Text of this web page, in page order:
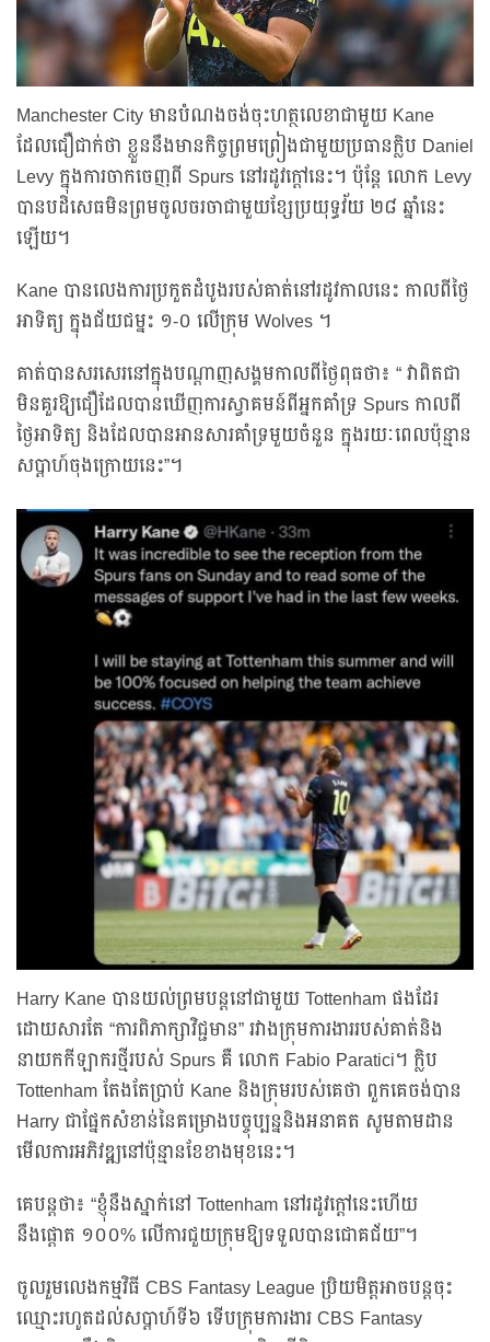
Manchester City មានបំណងចង់ចុះហត្ថលេខាជាមួយ Kane
ដែលជឿជាក់ថា ខ្លួននឹងមានកិច្ចព្រមព្រៀងជាមួយប្រធានក្លិប Daniel
Levy ក្នុងការចាកចេញពី Spurs នៅរដូវក្តៅនេះ។ ប៉ុន្តែ លោក Levy
បានបដិសេធមិនព្រមចូលចរចាជាមួយខ្សែប្រយុទ្ធវ័យ ២៨ ឆ្នាំនេះ
ឡើយ។
Kane បានលេងការប្រកួតដំបូងរបស់គាត់នៅរដូវកាលនេះ កាលពីថ្ងៃ
អាទិត្យ ក្នុងជ័យជម្នះ ១-០ លើក្រុម Wolves ។
គាត់បានសរសេរនៅក្នុងបណ្តាញសង្គមកាលពីថ្ងៃពុធថា៖ “ វាពិតជា
មិនគួរឱ្យជឿដែលបានឃើញការស្វាគមន៍ពីអ្នកគាំទ្រ Spurs កាលពី
ថ្ងៃអាទិត្យ និងដែលបានអានសារគាំទ្រមួយចំនួន ក្នុងរយៈពេលប៉ុន្មាន
សប្តាហ៍ចុងក្រោយនេះ”។
Harry Kane បានយល់ព្រមបន្ដនៅជាមួយ Tottenham ផងដែរ
ដោយសារតែ “ការពិភាក្សាវិជ្ជមាន” រវាងក្រុមការងាររបស់គាត់និង
នាយកកីឡាករថ្មីរបស់ Spurs គឺ លោក Fabio Paratici។ ក្លិប
Tottenham តែងតែប្រាប់ Kane និងក្រុមរបស់គេថា ពួកគេចង់បាន
Harry ជាផ្នែកសំខាន់នៃគម្រោងបច្ចុប្បន្ននិងអនាគត សូមតាមដាន
មើលការអភិវឌ្ឍនៅប៉ុន្មានខែខាងមុខនេះ។
គេបន្តថា៖ “ខ្ញុំនឹងស្នាក់នៅ Tottenham នៅរដូវក្តៅនេះហើយ
នឹងផ្តោត ១០០% លើការជួយក្រុមឱ្យទទួលបានជោគជ័យ”។
ចូលរួមលេងកម្មវិធី CBS Fantasy League ប្រិយមិត្តអាចបន្តចុះ
ឈ្មោះរហូតដល់សប្តាហ៍ទី៦ ទើបក្រុមការងារ CBS Fantasy